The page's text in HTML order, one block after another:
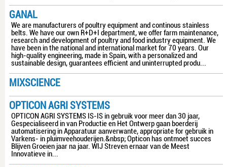
GANAL
We are manufacturers of poultry equipment and continous stainless
belts. We have our own R+D+I department, we offer farm maintenance,
research and development of poultry and food industry equipment. We
have been in the national and international market for 70 years. Our
high-quality engineering, made in Spain, with a personalized and
sustainable design, guarantees efficient and uninterrupted produ...
MIXSCIENCE
OPTICON AGRI SYSTEMS
OPTICON AGRI SYSTEMS IS-IS in gebruik voor meer dan 30 jaar,
Gespecialiseerd in van Productie en Het Ontwerp gaan boerderij
automatisering in Apparatuur aanverwante, appropriate for gebruik in
Varkens- in pluimveehouderijen.&nbsp; Opticon has ontmoet succes
Blijven Groeien jaar na jaar. WIJ Streven ernaar van de Meest
Innovatieve in...